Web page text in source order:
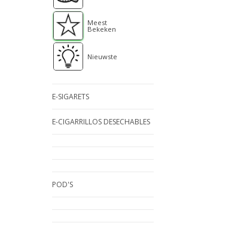
Meest
Bekeken
Nieuwste
E-SIGARETS
E-CIGARRILLOS DESECHABLES
POD'S